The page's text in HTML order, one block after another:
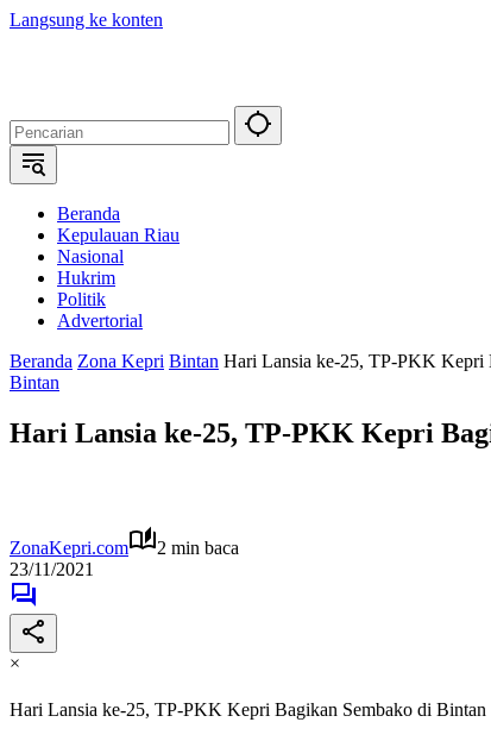
Langsung ke konten
Beranda
Kepulauan Riau
Nasional
Hukrim
Politik
Advertorial
Beranda Zona Kepri Bintan Hari Lansia ke-25, TP-PKK Kepri
Bintan
Hari Lansia ke-25, TP-PKK Kepri
ZonaKepri.com
2 min baca
23/11/2021
×
Hari Lansia ke-25, TP-PKK Kepri Bagikan Sembako di Bintan